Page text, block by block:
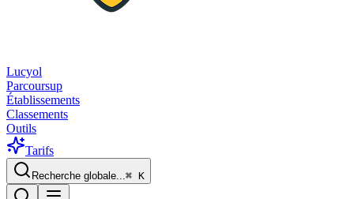
Lucyol
Parcoursup
Établissements
Classements
Outils
Tarifs
Recherche globale...⌘ K